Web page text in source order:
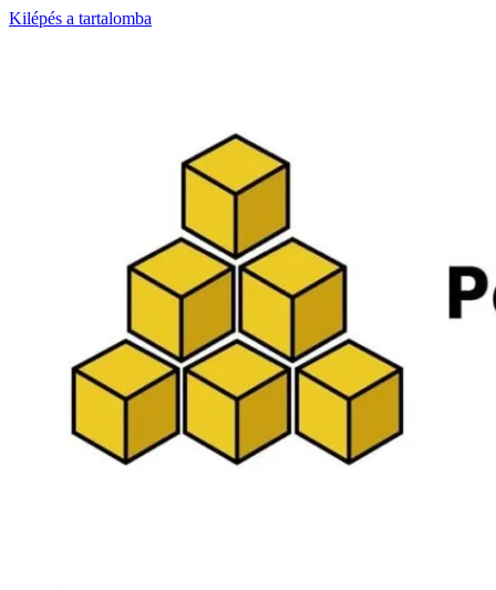
Kilépés a tartalomba